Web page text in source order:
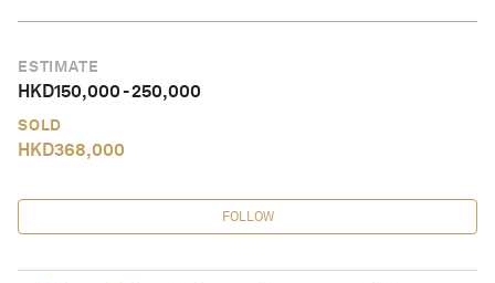
ESTIMATE
HKD150,000-250,000
SOLD
HKD368,000
FOLLOW